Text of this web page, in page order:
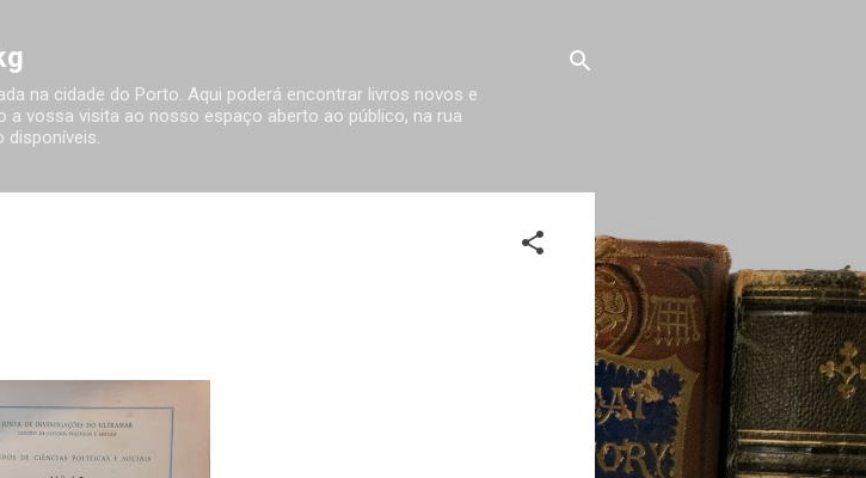
na cidade do Porto. Aqui poderá encontrar livros novos e
a vossa visita ao nosso espaço aberto ao público, na rua
disponíveis.